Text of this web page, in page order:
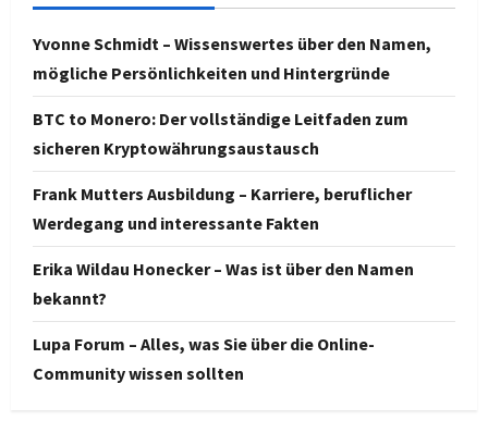
Yvonne Schmidt – Wissenswertes über den Namen,
mögliche Persönlichkeiten und Hintergründe
BTC to Monero: Der vollständige Leitfaden zum
sicheren Kryptowährungsaustausch
Frank Mutters Ausbildung – Karriere, beruflicher
Werdegang und interessante Fakten
Erika Wildau Honecker – Was ist über den Namen
bekannt?
Lupa Forum – Alles, was Sie über die Online-
Community wissen sollten